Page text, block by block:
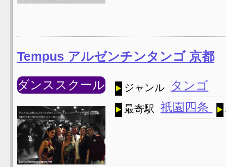
Tempus アルゼンチンタンゴ 京都
ダンススクール ジャンル タンゴ
最寄駅 祇園四条